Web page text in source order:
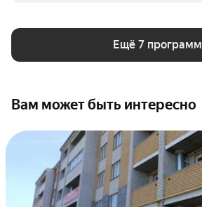
Ещё 7 программ
Вам может быть интересно